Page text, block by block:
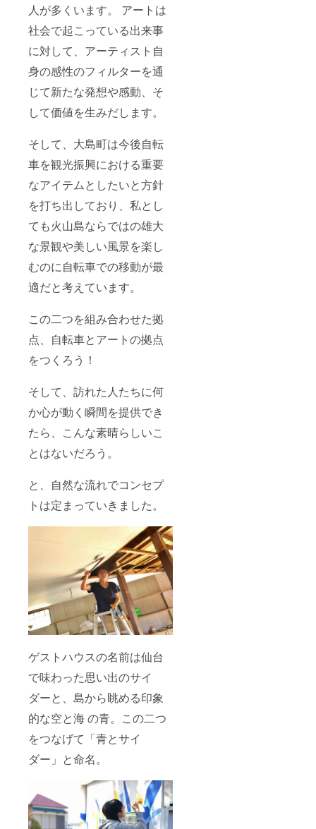
人が多くいます。 アートは
社会で起こっている出来事
に対して、アーティスト自
身の感性のフィルターを通
じて新たな発想や感動、そ
して価値を生みだします。
そして、大島町は今後自転
車を観光振興における重要
なアイテムとしたいと方針
を打ち出しており、私とし
ても火山島ならではの雄大
な景観や美しい風景を楽し
むのに自転車での移動が最
適だと考えています。
この二つを組み合わせた拠
点、自転車とアートの拠点
をつくろう！
そして、訪れた人たちに何
か心が動く瞬間を提供でき
たら、こんな素晴らしいこ
とはないだろう。
と、自然な流れでコンセプ
トは定まっていきました。
ゲストハウスの名前は仙台
で味わった思い出のサイ
ダーと、島から眺める印象
的な空と海 の青。この二つ
をつなげて「青とサイ
ダー」と命名。